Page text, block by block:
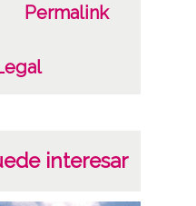
Permalink
interesar